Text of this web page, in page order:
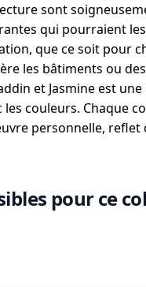
sont
qui pourraient
que ce soit pour
les bâtiments ou
et Jasmine est
couleurs. Chaque
personnelle, reflet
pour ce